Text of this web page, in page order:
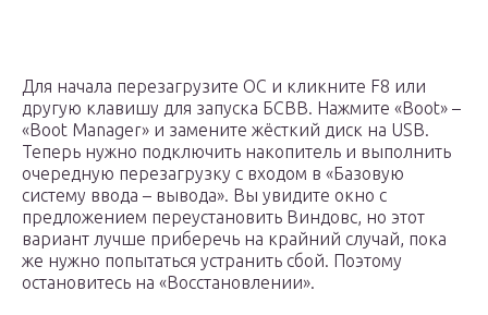
Для начала перезагрузите ОС и кликните F8 или
другую клавишу для запуска БСВВ. Нажмите «Boot» –
«Boot Manager» и замените жёсткий диск на USB.
Теперь нужно подключить накопитель и выполнить
очередную перезагрузку с входом в «Базовую
систему ввода – вывода». Вы увидите окно с
предложением переустановить Виндовс, но этот
вариант лучше приберечь на крайний случай, пока
же нужно попытаться устранить сбой. Поэтому
остановитесь на «Восстановлении».